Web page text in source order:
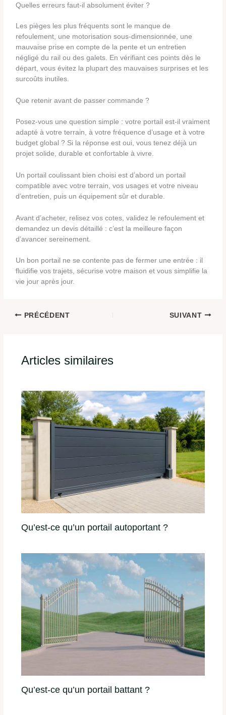
Quelles erreurs faut-il absolument éviter ?
Les pièges les plus fréquents sont le manque de
refoulement, une motorisation sous-dimensionnée, une
mauvaise prise en compte de la pente et un entretien
négligé du rail ou des galets. En vérifiant ces points dès le
départ, vous évitez la plupart des mauvaises surprises et les
surcoûts inutiles.
Que retenir avant de passer commande ?
Posez-vous une question simple : votre portail est-il vraiment
adapté à votre terrain, à votre fréquence d’usage et à votre
budget global ? Si la réponse est oui, vous tenez déjà un
projet solide, durable et confortable à vivre.
Un portail coulissant bien choisi est d’abord un portail
compatible avec votre terrain, vos usages et votre niveau
d’entretien, puis un équipement sûr et durable.
Avant d’acheter, relisez vos cotes, validez le refoulement et
demandez un devis détaillé : c’est la meilleure façon
d’avancer sereinement.
Un bon portail ne se contente pas de fermer une entrée : il
fluidifie vos trajets, sécurise votre maison et vous simplifie la
vie jour après jour.
PRÉCÉDENT SUIVANT
Articles similaires
Qu’est-ce qu’un portail autoportant ?
Qu’est-ce qu’un portail battant ?